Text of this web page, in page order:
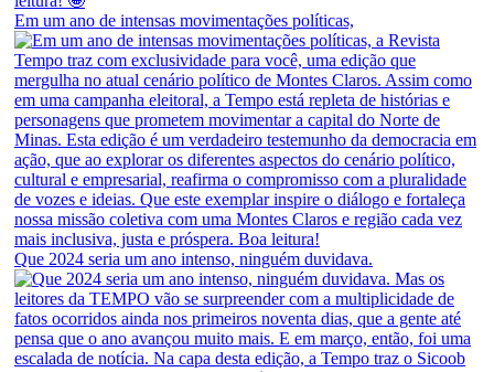
Em um ano de intensas movimentações políticas,
Que 2024 seria um ano intenso, ninguém duvidava.